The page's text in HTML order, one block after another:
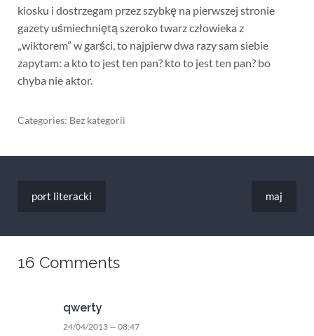
kiosku i dostrzegam przez szybkę na pierwszej stronie
gazety uśmiechniętą szeroko twarz człowieka z
„wiktorem” w garści, to najpierw dwa razy sam siebie
zapytam: a kto to jest ten pan? kto to jest ten pan? bo
chyba nie aktor.
Categories: Bez kategorii
wpisu
port literacki maj
16 Comments
qwerty
24/04/2013 — 08:47